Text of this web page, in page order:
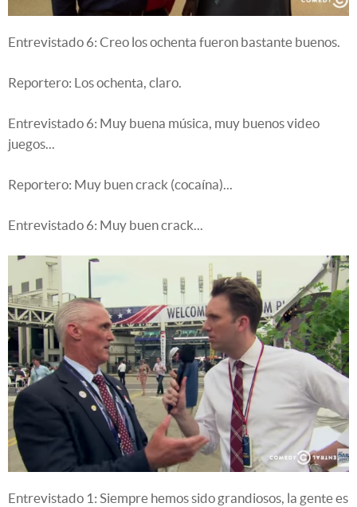
Entrevistado 6: Creo los ochenta fueron bastante buenos.
Reportero: Los ochenta, claro.
Entrevistado 6: Muy buena música, muy buenos video
juegos...
Reportero: Muy buen crack (cocaína)...
Entrevistado 6: Muy buen crack...
Entrevistado 1: Siempre hemos sido grandiosos, la gente es